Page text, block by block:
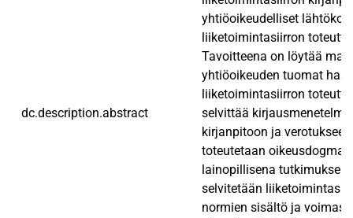
dc.description.abstract
yhtiöoikeudelliset
liiketoimintasiirron
Tavoitteena on löytää
yhtiöoikeuden tuomat
liiketoimintasiirron
selvittää
kirjanpitoon ja
toteutetaan
lainopillisena
selvitetään
normien sisältö ja